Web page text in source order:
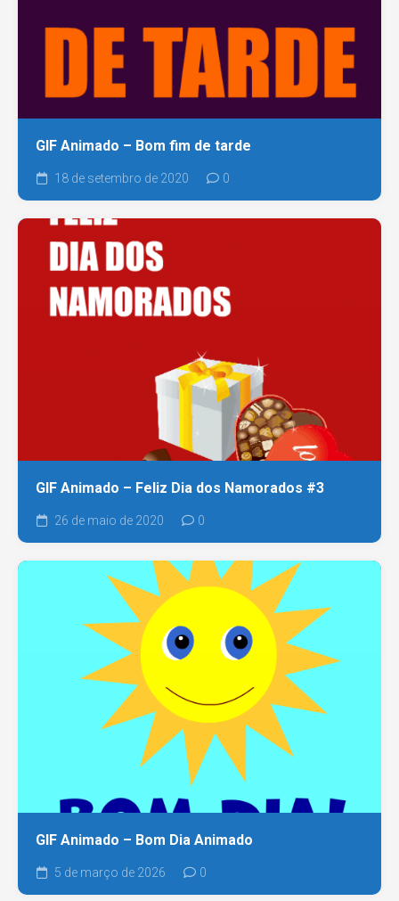
GIF Animado – Bom fim de tarde
18 de setembro de 2020 0
GIF Animado – Feliz Dia dos Namorados #3
26 de maio de 2020 0
GIF Animado – Bom Dia Animado
5 de março de 2026 0